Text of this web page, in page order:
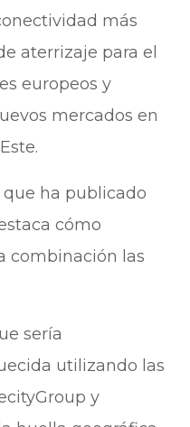
más
aterrizaje para el
europeos y
mercados en
ha publicado
cómo
combinación las
sería
utilizando las
y